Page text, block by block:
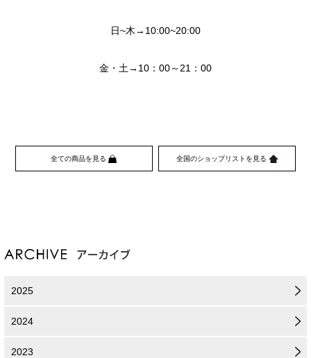
日~木→10:00~20:00
金・土→10：00～21：00
全ての商品を見る 全国のショップリストを見る
2025
2024
2023